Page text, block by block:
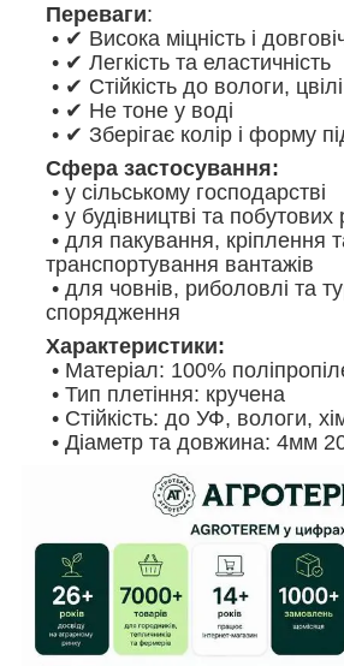
Переваги:
• ✔ Висока міцність і
• ✔ Легкість та еластичність
• ✔ Стійкість до вологи, цвілі
• ✔ Не тоне у воді
• ✔ Зберігає колір і форму
Сфера застосування:
• у сільському господарстві
• у будівництві та побутових
• для пакування, кріплення
транспортування вантажів
• для човнів, риболовлі та
спорядження
Характеристики:
• Матеріал: 100%
• Тип плетіння: кручена
• Стійкість: до УФ, вологи,
• Діаметр та довжина: 4мм